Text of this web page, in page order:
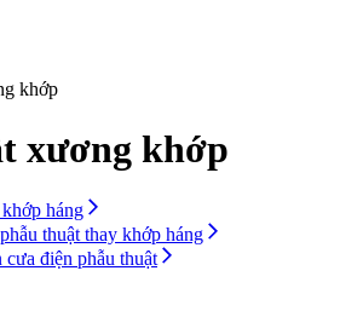
khớp
xương khớp
háng
thuật thay khớp háng
điện phẫu thuật